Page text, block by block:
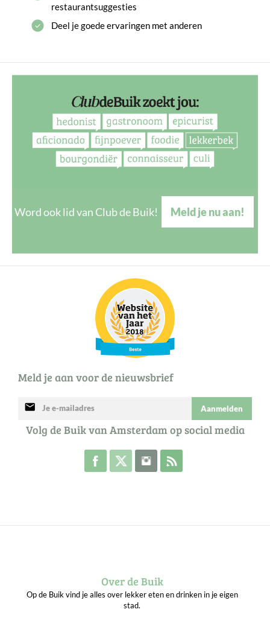
restaurantsuggesties
Deel je goede ervaringen met anderen
Word ook lid van Club de Buik! Meld je nu aan!
Meld je aan voor de nieuwsbrief
mail Aanmelden
Volg de Buik van Amsterdam op social media
Volg de Buik op Facebook
Volg de Buik op Twitter
Volg de Buik op Instagram
Over de Buik
Op de Buik vind je alles over lekker eten en drinken in je eigen
stad.